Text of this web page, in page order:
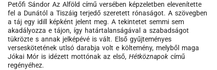
Petőfi Sándor Az Alföld című versében képzeletben elevenítette
fel a Dunától a Tiszáig terjedő szeretett rónaságot. A szövegben
a táj egy idill képként jelent meg. A tekintetet semmi sem
akadályozza e tájon, így határtalanságával a szabadságot
tükrözte s annak jelképévé is vált. Első gyűjteményes
verseskötetének utlsó darabja volt e költemény, melyből maga
Jókai Mór is idézett mottónak az első, Hétköznapok című
regényéhez.